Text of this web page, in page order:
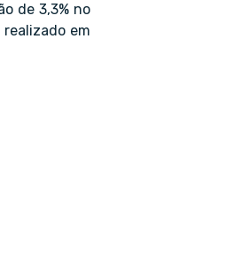
de 3,3% no
em